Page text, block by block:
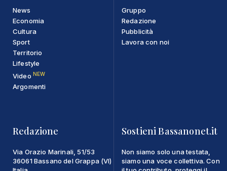
News
Economia
Cultura
Sport
Territorio
Lifestyle
Video NEW
Argomenti
Gruppo
Redazione
Pubblicità
Lavora con noi
Redazione
Via Orazio Marinali, 51/53
36061 Bassano del Grappa (VI)
Sostieni Bassanonet.it
Non siamo solo una testata,
siamo una voce collettiva. Con